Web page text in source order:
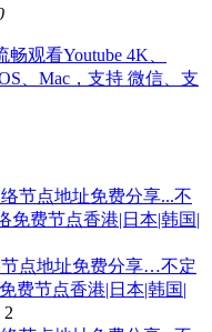
节点地址免费分享…不定
费节点香港|日本|韩国|
2